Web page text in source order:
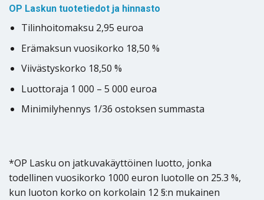
OP Laskun tuotetiedot ja hinnasto
Tilinhoitomaksu 2,95 euroa
Erämaksun vuosikorko 18,50 %
Viivästyskorko 18,50 %
Luottoraja 1 000 – 5 000 euroa
Minimilyhennys 1/36 ostoksen summasta
*OP Lasku on jatkuvakäyttöinen luotto, jonka
todellinen vuosikorko 1000 euron luotolle on 25.3 %,
kun luoton korko on korkolain 12 §:n mukainen